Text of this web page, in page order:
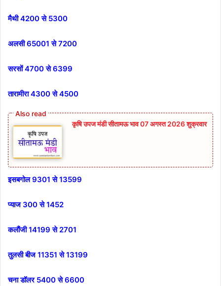
मैथी 4200 से 5300
अलसी 65001 से 7200
सरसों 4700 से 6399
तारामीरा 4300 से 4500
कृषि उपज मंडी सीतामऊ भाव 07 अगस्त 2026 शुक्रवार
इसबगोल 9301 से 13599
प्याज 300 से 1452
कलौंजी 14199 से 2701
तुलसी बीज 11351 से 13199
चना डॉलर 5400 से 6600